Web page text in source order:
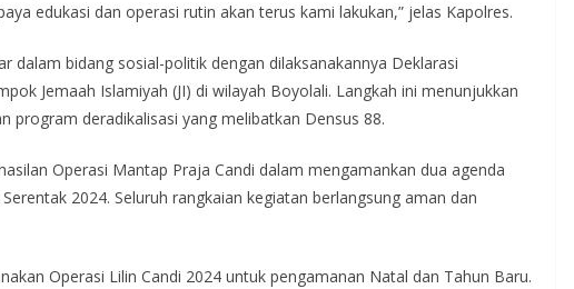
edukasi dan operasi rutin akan terus kami lakukan,” jelas Kapolres.
dalam bidang sosial-politik dengan dilaksanakannya Deklarasi
Jemaah Islamiyah (JI) di wilayah Boyolali. Langkah ini menunjukkan
program deradikalisasi yang melibatkan Densus 88.
Operasi Mantap Praja Candi dalam mengamankan dua agenda
2024. Seluruh rangkaian kegiatan berlangsung aman dan
Operasi Lilin Candi 2024 untuk pengamanan Natal dan Tahun Baru.